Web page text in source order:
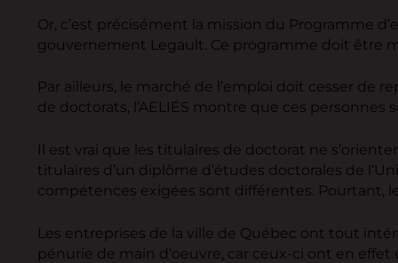
Or, c’est précisément la mission du Programme
gouvernement Legault. Ce programme doit être
Par ailleurs, le marché de l’emploi doit cesser de
de doctorats, l’AELIÉS montre que ces
Il est vrai que les titulaires de doctorat ne
titulaires d’un diplôme d’études doctorales de
compétences exigées sont différentes. Pourtant,
Les entreprises de la ville de Québec ont tout
pénurie de main d’oeuvre, car ceux-ci ont en